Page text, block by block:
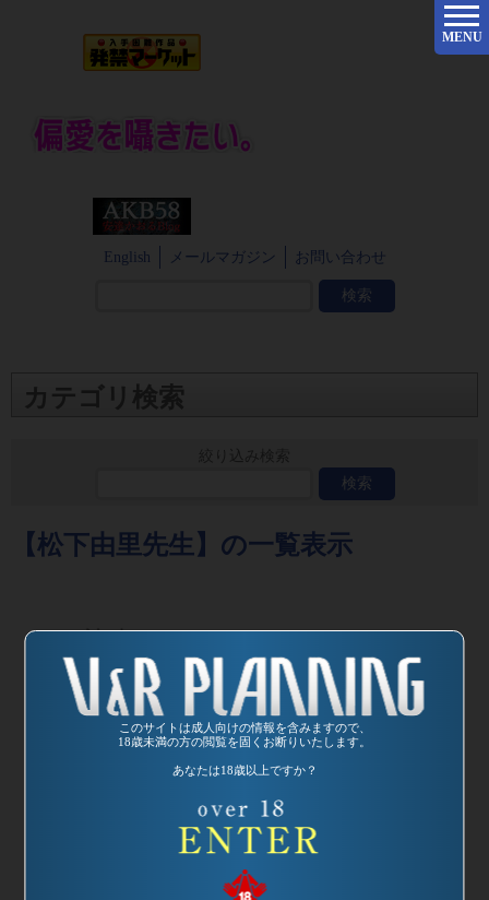
このサイトは成人向けの情報を含みますので、
18歳未満の方の閲覧を固くお断りいたします。
あなたは18歳以上ですか？
English メールマガジン お問い合わせ
MENU
カテゴリ検索
【松下由里先生】の一覧表示
2004/04/17
品番：VREDS-010
麗しの家庭教師4
監督：カンパニー